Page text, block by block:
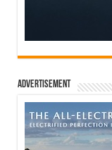
Advertisement